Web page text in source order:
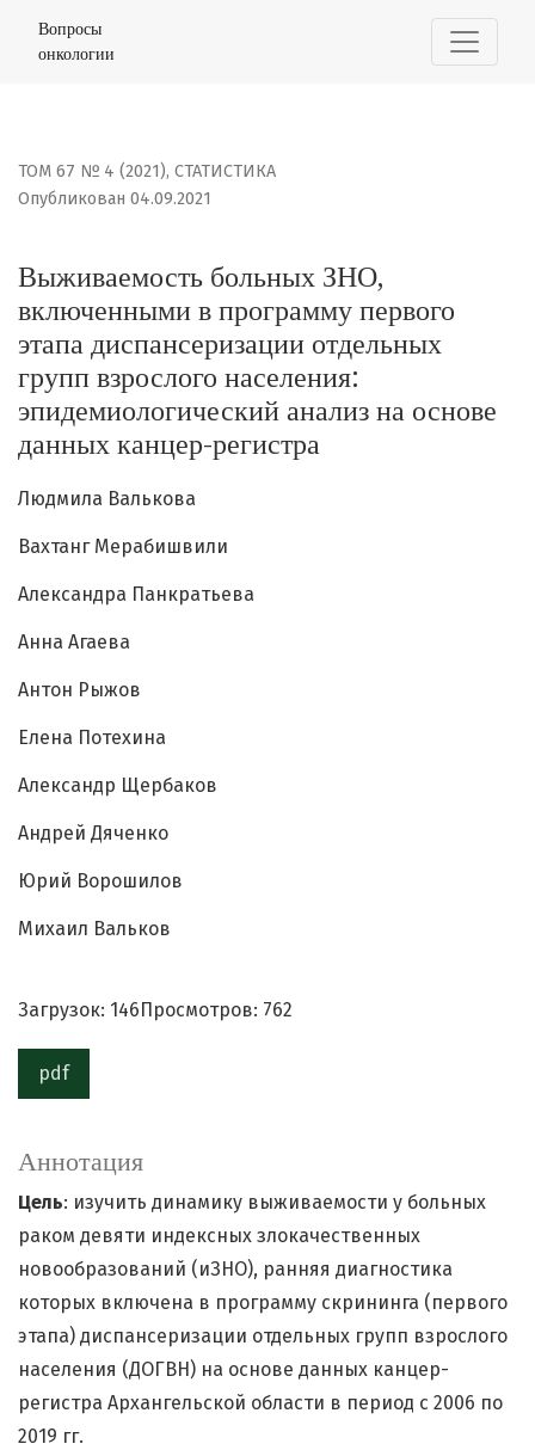
Выживаемость больных ЗНО, включенными в
Вопросы
онкологии
ТОМ 67 № 4 (2021), СТАТИСТИКА
Выживаемость больных ЗНО,
включенными в программу первого
этапа диспансеризации отдельных
групп взрослого населения:
эпидемиологический анализ на основе
данных канцер-регистра
Опубликован 04.09.2021
Людмила Валькова
Вахтанг Мерабишвили
Александра Панкратьева
Анна Агаева
Антон Рыжов
Елена Потехина
Александр Щербаков
Андрей Дяченко
Юрий Ворошилов
Михаил Вальков
Загрузок: 146 Просмотров: 762
pdf
Аннотация
Цель: изучить динамику выживаемости у больных
раком девяти индексных злокачественных
новообразований (иЗНО), ранняя диагностика
которых включена в программу скрининга (первого
этапа) диспансеризации отдельных групп взрослого
населения (ДОГВН) на основе данных канцер-
регистра Архангельской области в период с 2006 по
2019 гг.